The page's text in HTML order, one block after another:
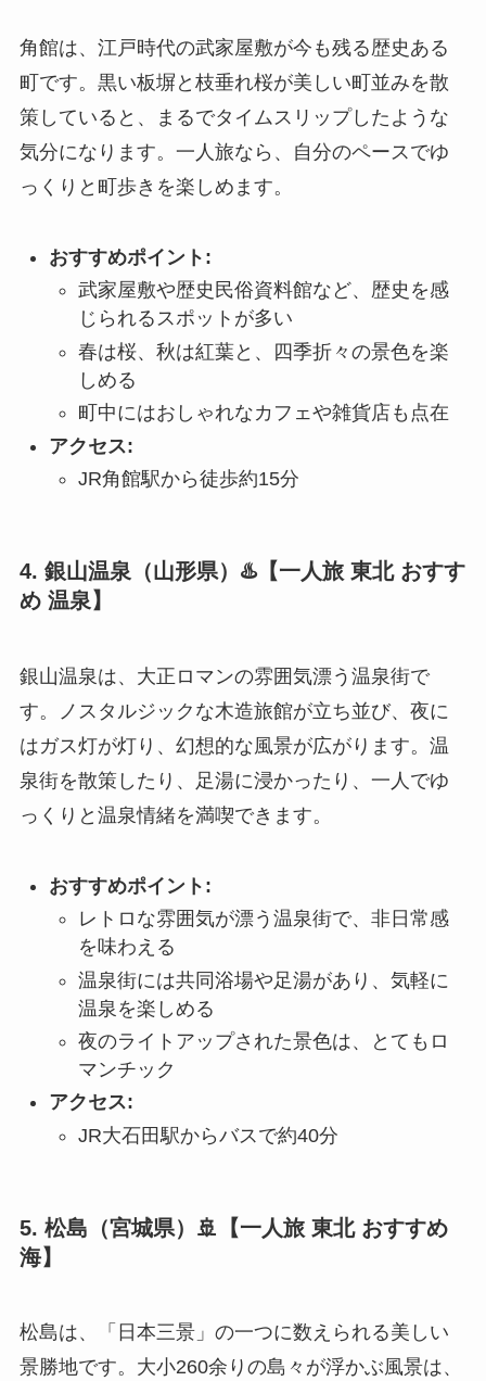
角館は、江戸時代の武家屋敷が今も残る歴史ある
町です。黒い板塀と枝垂れ桜が美しい町並みを散
策していると、まるでタイムスリップしたような
気分になります。一人旅なら、自分のペースでゆ
っくりと町歩きを楽しめます。
おすすめポイント:
武家屋敷や歴史民俗資料館など、歴史を感
じられるスポットが多い
春は桜、秋は紅葉と、四季折々の景色を楽
しめる
町中にはおしゃれなカフェや雑貨店も点在
アクセス:
JR角館駅から徒歩約15分
4. 銀山温泉（山形県）♨️【一人旅 東北 おすす
め 温泉】
銀山温泉は、大正ロマンの雰囲気漂う温泉街で
す。ノスタルジックな木造旅館が立ち並び、夜に
はガス灯が灯り、幻想的な風景が広がります。温
泉街を散策したり、足湯に浸かったり、一人でゆ
っくりと温泉情緒を満喫できます。
おすすめポイント:
レトロな雰囲気が漂う温泉街で、非日常感
を味わえる
温泉街には共同浴場や足湯があり、気軽に
温泉を楽しめる
夜のライトアップされた景色は、とてもロ
マンチック
アクセス:
JR大石田駅からバスで約40分
5. 松島（宮城県）🚢【一人旅 東北 おすすめ
海】
松島は、「日本三景」の一つに数えられる美しい
景勝地です。大小260余りの島々が浮かぶ風景は、